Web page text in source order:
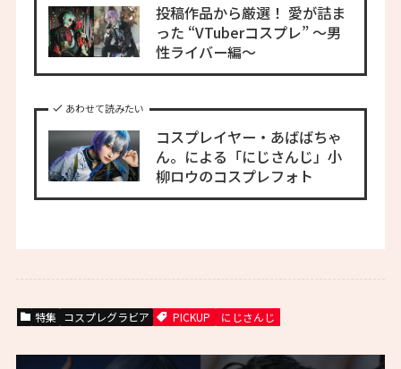
投稿作品から厳選！ 愛が詰ま
った “VTuberコスプレ” 〜男
性ライバー編〜
あわせて読みたい
コスプレイヤー・あばばちゃ
ん。による「にじさんじ」小
柳ロウのコスプレフォト
特集 コスプレグラビア PICKUP にじさんじ